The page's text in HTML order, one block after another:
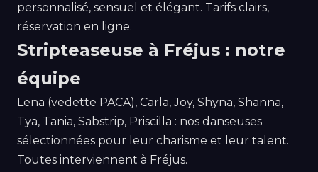
personnalisé, sensuel et élégant. Tarifs clairs,
réservation en ligne.
Stripteaseuse à Fréjus : notre
équipe
Lena (vedette PACA), Carla, Joy, Shyna, Shanna,
Tya, Tania, Sabstrip, Priscilla : nos danseuses
sélectionnées pour leur charisme et leur talent.
Toutes interviennent à Fréjus.